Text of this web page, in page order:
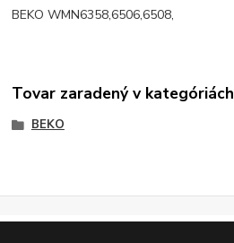
BEKO WMN6358,6506,6508,
Tovar zaradený v kategóriách
BEKO